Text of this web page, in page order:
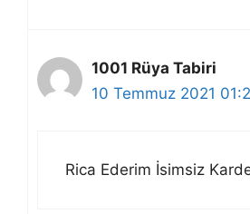
1001 Rüya Tabiri
10 Temmuz 2021
Rica Ederim İsimsiz